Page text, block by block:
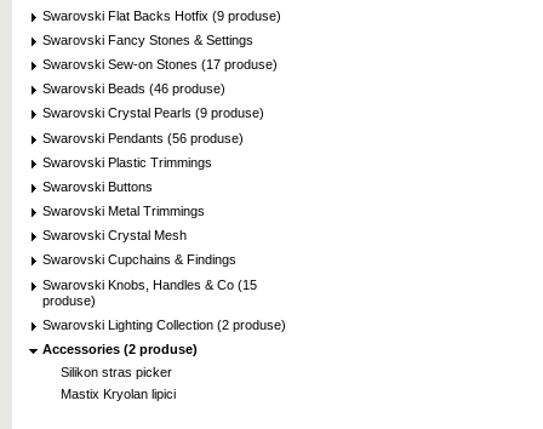
Swarovski Flat Backs Hotfix (9 produse)
Swarovski Fancy Stones & Settings
Swarovski Sew-on Stones (17 produse)
Swarovski Beads (46 produse)
Swarovski Crystal Pearls (9 produse)
Swarovski Pendants (56 produse)
Swarovski Plastic Trimmings
Swarovski Buttons
Swarovski Metal Trimmings
Swarovski Crystal Mesh
Swarovski Cupchains & Findings
Swarovski Knobs, Handles & Co (15
produse)
Swarovski Lighting Collection (2 produse)
Accessories (2 produse)
Silikon stras picker
Mastix Kryolan lipici